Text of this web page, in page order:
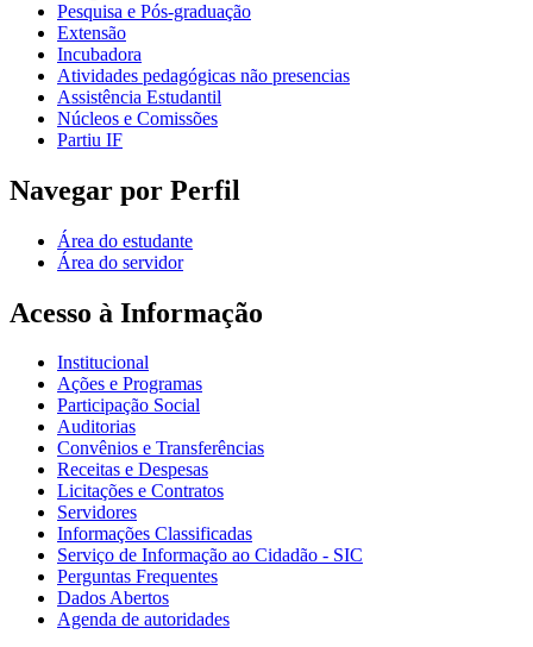
Pesquisa e Pós-graduação
Extensão
Incubadora
Atividades pedagógicas não presencias
Assistência Estudantil
Núcleos e Comissões
Partiu IF
Navegar por Perfil
Área do estudante
Área do servidor
Acesso à Informação
Institucional
Ações e Programas
Participação Social
Auditorias
Convênios e Transferências
Receitas e Despesas
Licitações e Contratos
Servidores
Informações Classificadas
Serviço de Informação ao Cidadão - SIC
Perguntas Frequentes
Dados Abertos
Agenda de autoridades